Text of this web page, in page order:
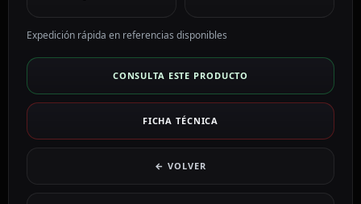
Expedición rápida en referencias disponibles
CONSULTA ESTE PRODUCTO
FICHA TÉCNICA
← VOLVER